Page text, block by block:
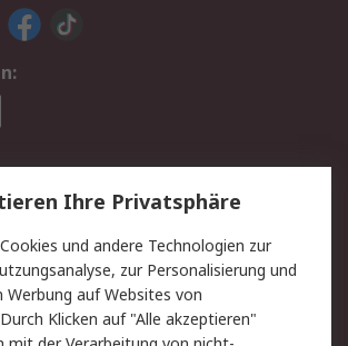
Lieferlösungen
Kontakt
Privatkunden
Ihre Privatsphäre
und andere Technologien zur
zur Personalisierung und
Werbung auf Websites von
Klicken auf "Alle akzeptieren"